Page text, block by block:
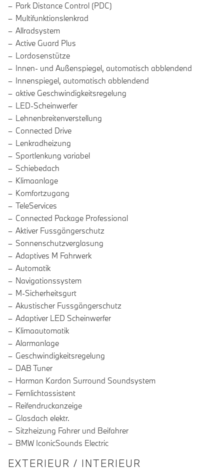
Park Distance Control (PDC)
Multifunktionslenkrad
Allradsystem
Active Guard Plus
Lordosenstütze
Innen- und Außenspiegel, automatisch abblendend
Innenspiegel, automatisch abblendend
aktive Geschwindigkeitsregelung
LED-Scheinwerfer
Lehnenbreitenverstellung
Connected Drive
Lenkradheizung
Sportlenkung variabel
Schiebedach
Klimaanlage
Komfortzugang
TeleServices
Connected Package Professional
Aktiver Fussgängerschutz
Sonnenschutzverglasung
Adaptives M Fahrwerk
Automatik
Navigationssystem
M-Sicherheitsgurt
Akustischer Fussgängerschutz
Adaptiver LED Scheinwerfer
Klimaautomatik
Alarmanlage
Geschwindigkeitsregelung
DAB Tuner
Harman Kardon Surround Soundsystem
Fernlichtassistent
Reifendruckanzeige
Glasdach elektr.
Sitzheizung Fahrer und Beifahrer
BMW IconicSounds Electric
EXTERIEUR / INTERIEUR